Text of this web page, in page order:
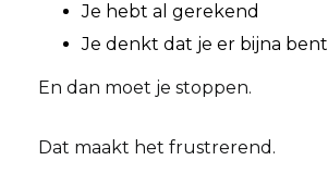
Je hebt al gerekend
Je denkt dat je er bijna bent
En dan moet je stoppen.
Dat maakt het frustrerend.